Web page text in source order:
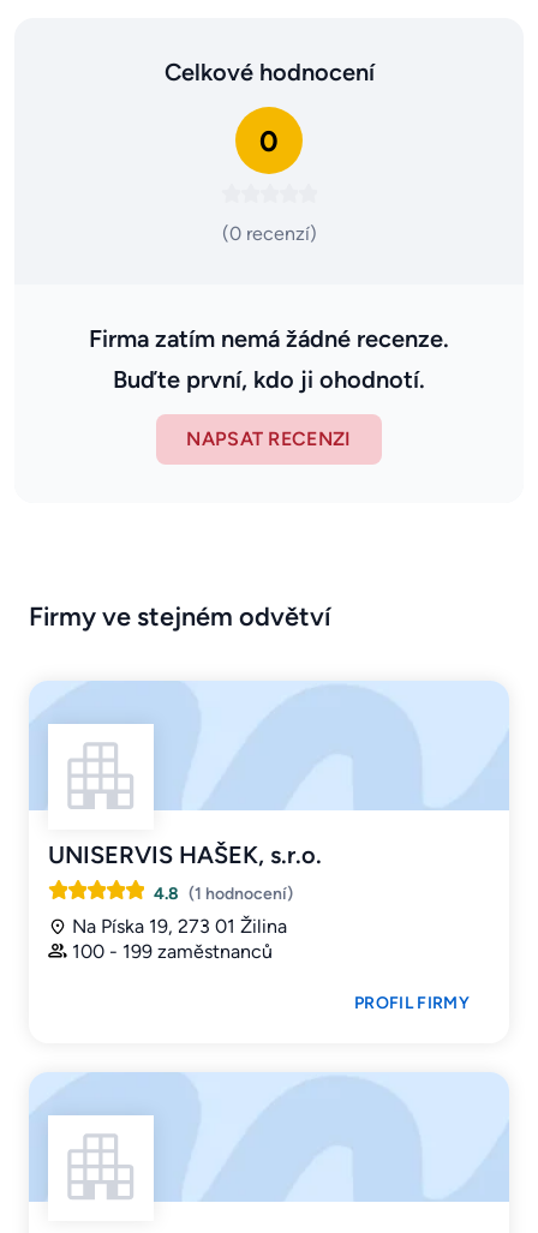
Celkové hodnocení
0
(0 recenzí)
Firma zatím nemá žádné recenze.
Buďte první, kdo ji ohodnotí.
NAPSAT RECENZI
Firmy ve stejném odvětví
UNISERVIS HAŠEK, s.r.o.
4.8 (1 hodnocení)
Na Píska 19, 273 01 Žilina
100 - 199 zaměstnanců
PROFIL FIRMY